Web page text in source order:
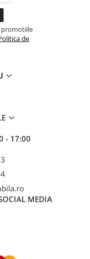
promotiile
de
- 17:00
MEDIA